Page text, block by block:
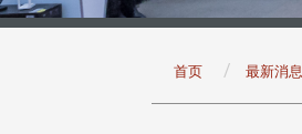
首页 最新消息